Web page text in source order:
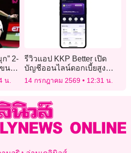
ก” 2-
นไก่
น.
รีวิวแอป KKP Better เปิด
บัญชีออนไลน์ดอกเบี้ยสูง
ฟีเจอร์มากมาย
14 กรกฎาคม 2569 12:31 น.